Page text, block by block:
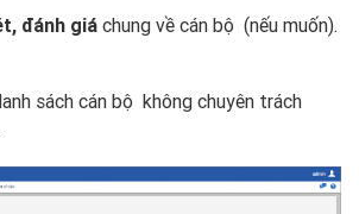
đánh giá chung về cán bộ (nếu muốn).
sách cán bộ không chuyên trách